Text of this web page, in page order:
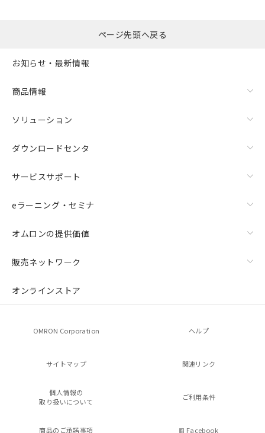
ページ先頭へ戻る
お知らせ・最新情報
商品情報
ソリューション
ダウンロードセンタ
サービスサポート
eラーニング・セミナ
オムロンの提供価値
販売ネットワーク
オンラインストア
OMRON Corporation ヘルプ
サイトマップ 関連リンク
個人情報の
取り扱いについて
ご利用条件
商品のご承諾事項 Facebook